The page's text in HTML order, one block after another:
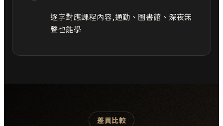
逐字對應課程內容,通勤、圖書館、深夜無
聲也能學
差異比較